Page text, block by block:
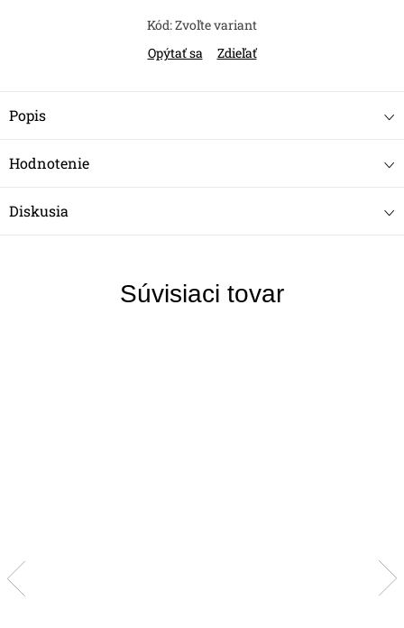
Kód:Zvoľte variant
Opýtať sa
Zdieľať
Popis
Hodnotenie
Diskusia
Súvisiaci tovar